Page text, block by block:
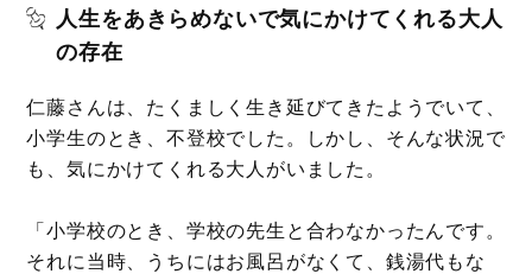
人生をあきらめないで気にかけてくれる大人
の存在
仁藤さんは、たくましく生き延びてきたようでいて、
小学生のとき、不登校でした。しかし、そんな状況で
も、気にかけてくれる大人がいました。
「小学校のとき、学校の先生と合わなかったんです。
それに当時、うちにはお風呂がなくて、銭湯代もな